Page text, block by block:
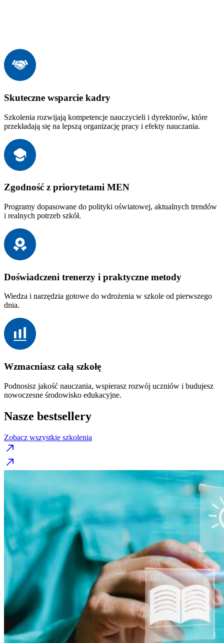
Skuteczne wsparcie kadry
Szkolenia rozwijają kompetencje nauczycieli i dyrektorów, które
przekładają się na lepszą organizację pracy i efekty nauczania.
Zgodność z priorytetami MEN
Programy dopasowane do polityki oświatowej, aktualnych trendów
i realnych potrzeb szkół.
Doświadczeni trenerzy i praktyczne metody
Wiedza i narzędzia gotowe do wdrożenia w szkole od pierwszego
dnia.
Wzmacniasz całą szkołę
Podnosisz jakość nauczania, wspierasz rozwój uczniów i budujesz
nowoczesne środowisko edukacyjne.
Nasze bestsellery
Zobacz wszystkie szkolenia